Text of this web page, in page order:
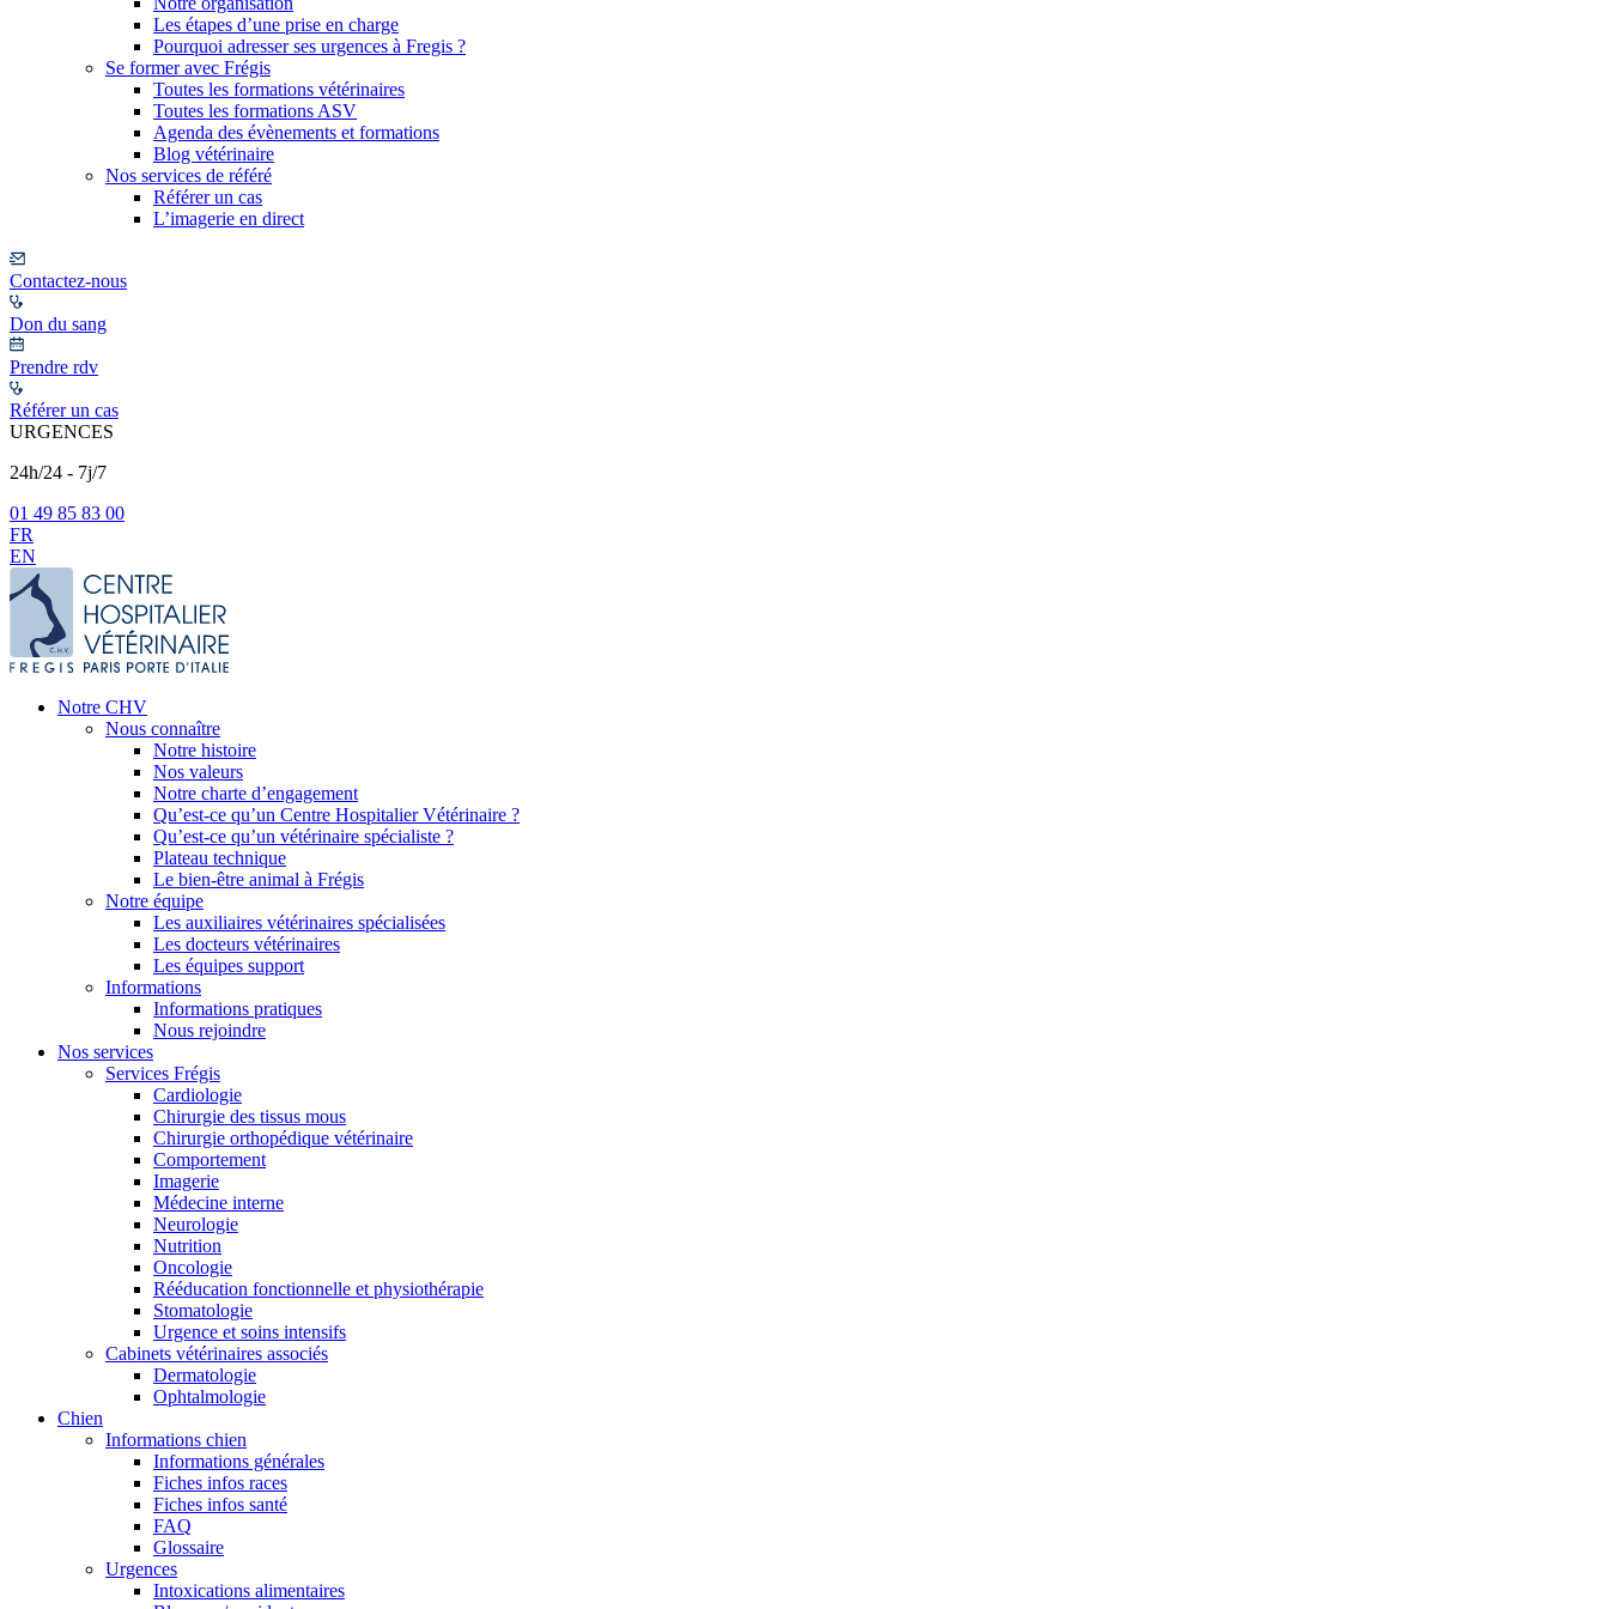
Les étapes d’une prise en charge
Pourquoi adresser ses urgences à Fregis ?
Se former avec Frégis
Toutes les formations vétérinaires
Toutes les formations ASV
Agenda des évènements et formations
Blog vétérinaire
Nos services de référé
Référer un cas
L’imagerie en direct
Contactez-nous
Don du sang
Prendre rdv
Référer un cas
URGENCES
24h/24 - 7j/7
01 49 85 83 00
FR
EN
Notre CHV
Nous connaître
Notre histoire
Nos valeurs
Notre charte d’engagement
Qu’est-ce qu’un Centre Hospitalier Vétérinaire ?
Qu’est-ce qu’un vétérinaire spécialiste ?
Plateau technique
Le bien-être animal à Frégis
Notre équipe
Les auxiliaires vétérinaires spécialisées
Les docteurs vétérinaires
Les équipes support
Informations
Informations pratiques
Nous rejoindre
Nos services
Services Frégis
Cardiologie
Chirurgie des tissus mous
Chirurgie orthopédique vétérinaire
Comportement
Imagerie
Médecine interne
Neurologie
Nutrition
Oncologie
Rééducation fonctionnelle et physiothérapie
Stomatologie
Urgence et soins intensifs
Cabinets vétérinaires associés
Dermatologie
Ophtalmologie
Chien
Informations chien
Informations générales
Fiches infos races
Fiches infos santé
FAQ
Glossaire
Urgences
Intoxications alimentaires